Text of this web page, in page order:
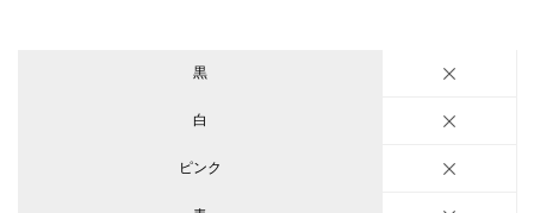
黒
白
ピンク